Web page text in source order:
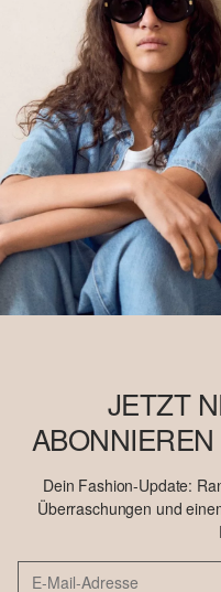
JETZT
Dein Fashion-Update:
Überraschungen und